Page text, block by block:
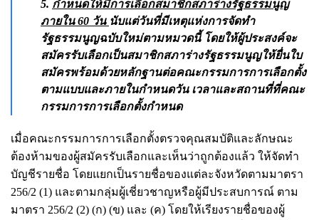
5. กำหนดให้มีการเลือกสมาชิกสภาร่างรัฐธรรมนูญ
ภายใน 60 วัน นับแต่วันที่มีเหตุแห่งการจัดทำ
รัฐธรรมนูญฉบับใหม่ตามหมวดนี้ โดยให้ผู้ประสงค์จะ
สมัครรับเลือกเป็นสมาชิกสภาร่างรัฐธรรมนูญให้ยื่นใบ
สมัครพร้อมด้วยหลักฐานต่อคณะกรรมการการเลือกตั้ง
ตามแบบและภายในกำหนดวัน เวลาและสถานที่ที่คณะ
กรรมการการเลือกตั้งกำหนด
เมื่อคณะกรรมการการเลือกตั้งตรวจคุณสมบัติและลักษณะ
ต้องห้ามของผู้สมัครรับเลือกและเห็นว่าถูกต้องแล้ว ให้จัดทำ
บัญชีรายชื่อ โดยแยกเป็นรายชื่อของแต่ละจังหวัดตามมาตรา
256/2 (1) และตามกลุ่มผู้เชี่ยวชาญหรือผู้มีประสบการณ์ ตาม
มาตรา 256/2 (2) (ก) (ข) และ (ค) โดยให้เรียงรายชื่อของผู้